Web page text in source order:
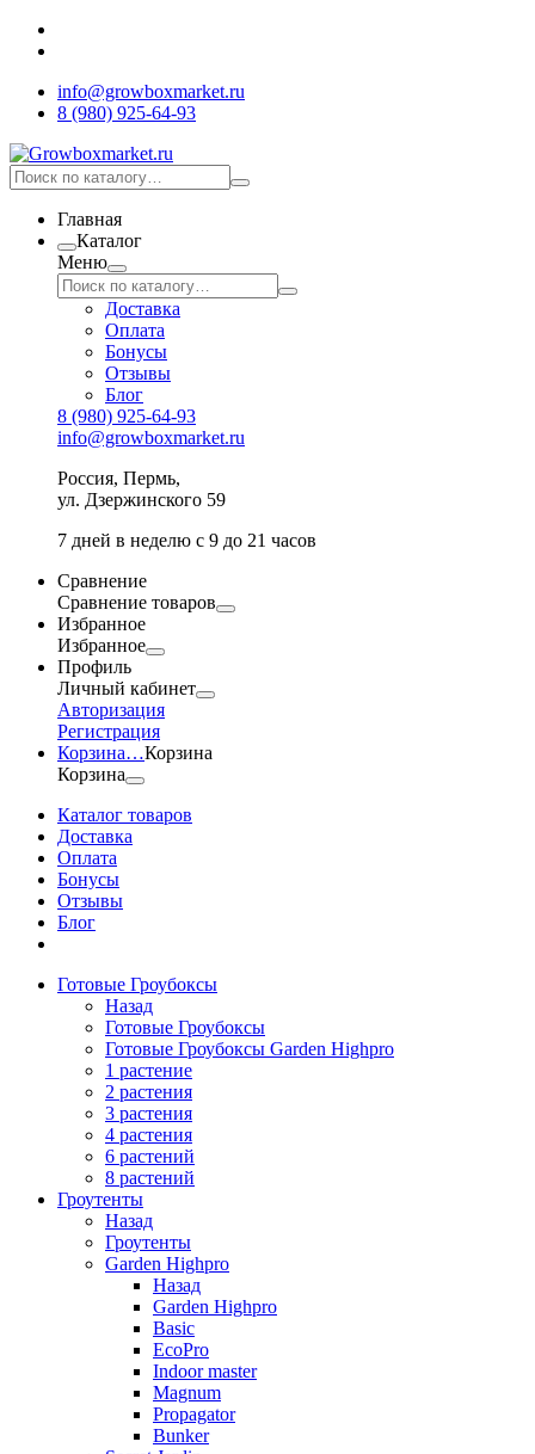
info@growboxmarket.ru
8 (980) 925-64-93
Главная
Каталог
Меню
Доставка
Оплата
Бонусы
Отзывы
Блог
8 (980) 925-64-93
info@growboxmarket.ru
Россия, Пермь,
ул. Дзержинского 59
7 дней в неделю с 9 до 21 часов
Сравнение
Сравнение товаров
Избранное
Избранное
Профиль
Личный кабинет
Авторизация
Регистрация
Корзина…Корзина
Корзина
Каталог товаров
Доставка
Оплата
Бонусы
Отзывы
Блог
Готовые Гроубоксы
Назад
Готовые Гроубоксы
Готовые Гроубоксы Garden Highpro
1 растение
2 растения
3 растения
4 растения
6 растений
8 растений
Гроутенты
Назад
Гроутенты
Garden Highpro
Назад
Garden Highpro
Basic
EcoPro
Indoor master
Magnum
Propagator
Bunker